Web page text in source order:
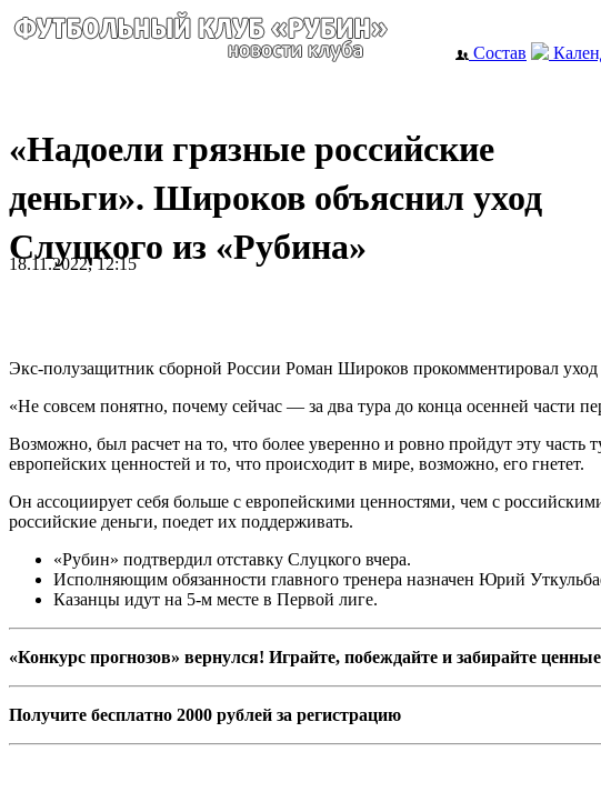
Состав
«Надоели грязные российские
деньги». Широков объяснил уход
Слуцкого из «Рубина»
18.11.2022, 12:15
Экс-полузащитник сборной России Роман Широков прокомментировал
«Не совсем понятно, почему сейчас — за два тура до конца осенней части
Возможно, был расчет на то, что более уверенно и ровно пройдут эту
европейских ценностей и то, что происходит в мире, возможно, его гнетет.
Он ассоциирует себя больше с европейскими ценностями, чем с
российские деньги, поедет их поддерживать.
«Рубин» подтвердил отставку Слуцкого вчера.
Исполняющим обязанности главного тренера назначен Юрий
Казанцы идут на 5-м месте в Первой лиге.
«Конкурс прогнозов» вернулся! Играйте, побеждайте и забирайте
Получите бесплатно 2000 рублей за регистрацию